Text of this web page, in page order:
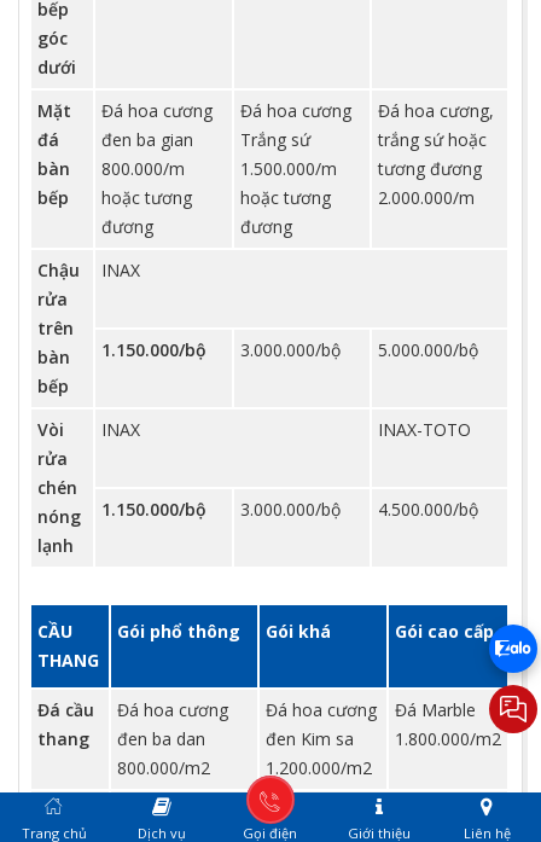
bếp
góc
dưới
Mặt
đá
bàn
bếp
Đá hoa cương
đen ba gian
800.000/m
hoặc tương
đương
Đá hoa cương
Trắng sứ
1.500.000/m
hoặc tương
đương
Đá hoa cương,
trắng sứ hoặc
tương đương
2.000.000/m
Chậu
rửa
trên
bàn
bếp
INAX
1.150.000/bộ 3.000.000/bộ 5.000.000/bộ
Vòi
rửa
chén
nóng
lạnh
INAX INAX-TOTO
1.150.000/bộ 3.000.000/bộ 4.500.000/bộ
CẦU
THANG
Gói phổ thông Gói khá Gói cao cấp
Đá cầu
thang
Đá hoa cương
đen ba dan
800.000/m2
Đá hoa cương
đen Kim sa
1.200.000/m2
Đá Marble
1.800.000/m2
Tay vịn
Gỗ sồi 6x6cm
Căm xe 6x6cm 500.000/md
Trang chủ Dịch vụ Gọi điện Giới thiệu Liên hệ